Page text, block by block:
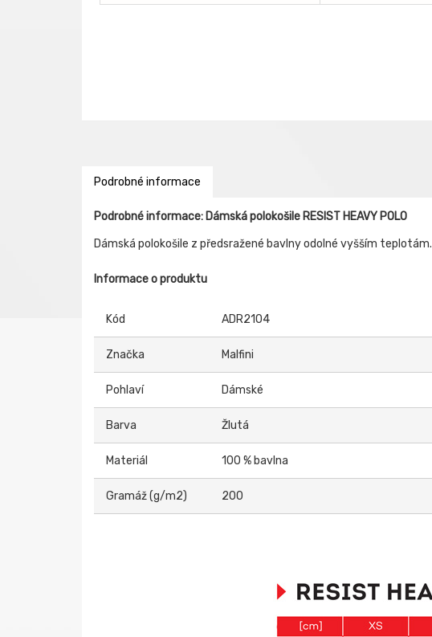
Podrobné informace
Podrobné informace: Dámská polokošile RESIST HEAVY POLO
Dámská polokošile z předsražené bavlny odolné vyšším teplotám.
Informace o produktu
Kód ADR2104
Značka Malfini
Pohlaví Dámské
Barva Žlutá
Materiál 100 % bavlna
Gramáž (g/m2) 200